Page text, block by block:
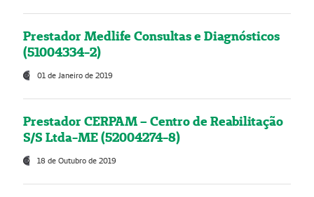
Prestador Medlife Consultas e Diagnósticos
(51004334-2)
01 de Janeiro de 2019
Prestador CERPAM – Centro de Reabilitação
S/S Ltda-ME (52004274-8)
18 de Outubro de 2019